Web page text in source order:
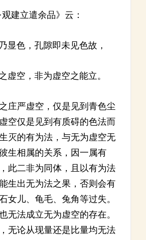
观建立遣余品》云：
显色，孔隙即未见色故，
虚空，非为虚空之能立。
庄严虚空，仅是见到青色尘
空仅是见到有质碍的色法而
灭的有为法，与无为虚空无
生相属的关系，因一属有
此二非为同体，且以有为法
生出无为法之果，否则会有
女儿、龟毛、兔角等过失。
无法成立无为虚空的存在。
无论从现量还是比量均无法